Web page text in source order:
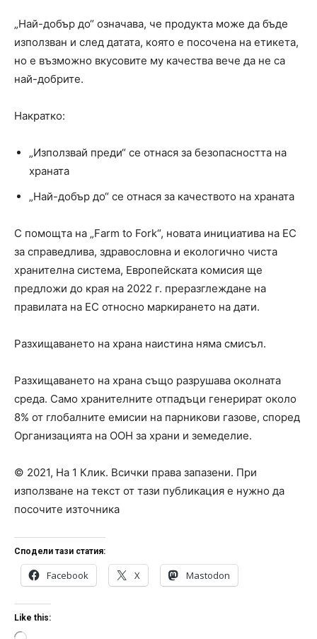
„Най-добър до“ означава, че продукта може да бъде
използван и след датата, която е посочена на етикета,
но е възможно вкусовите му качества вече да не са
най-добрите.
Накратко:
„Използвай преди“ се отнася за безопасността на
храната
„Най-добър до“ се отнася за качеството на храната
С помощта на „Farm to Fork“, новата инициатива на ЕС
за справедлива, здравословна и екологично чиста
хранителна система, Европейската комисия ще
предложи до края на 2022 г. преразглеждане на
правилата на ЕС относно маркирането на дати.
Разхищаването на храна наистина няма смисъл.
Разхищаването на храна също разрушава околната
среда. Само хранителните отпадъци генерират около
8% от глобалните емисии на парникови газове, според
Организацията на ООН за храни и земеделие.
© 2021, На 1 Клик. Всички права запазени. При
използване на текст от тази публикация е нужно да
посочите източника
Сподели тази статия:
Facebook X Mastodon
Like this: